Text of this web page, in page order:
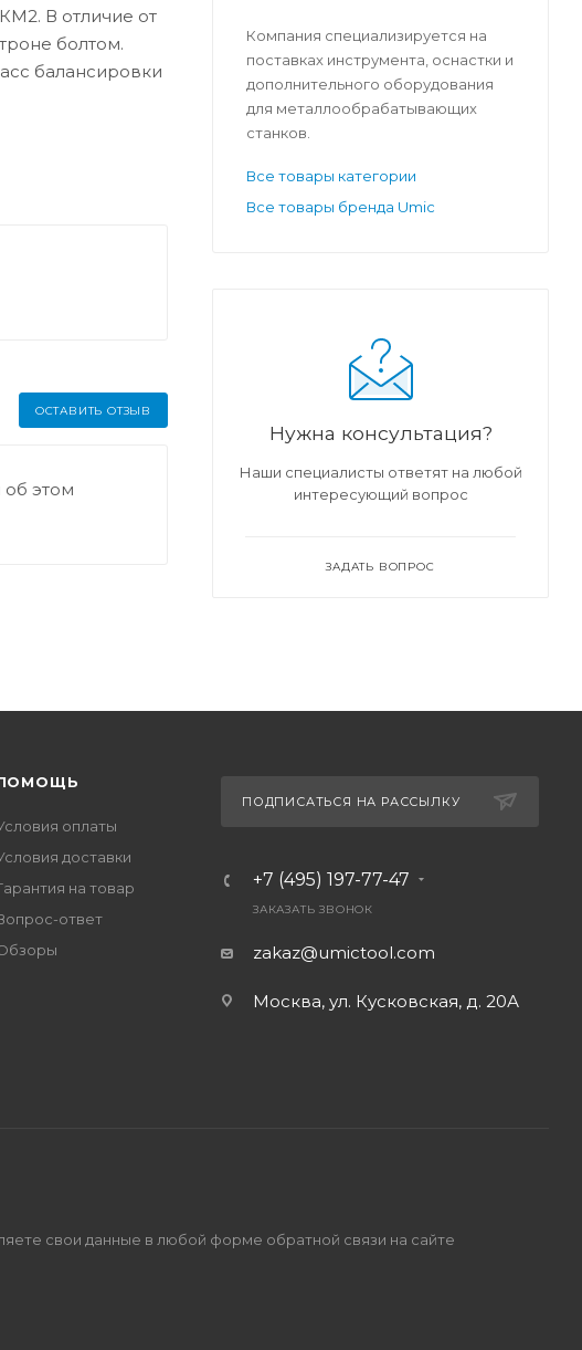
В отличие от
болтом.
балансировки
ОСТАВИТЬ ОТЗЫВ
этом
Компания специализируется на
поставках инструмента, оснастки и
дополнительного оборудования
для металлообрабатывающих
станков.
Все товары категории
Все товары бренда Umic
Нужна консультация?
Наши специалисты ответят на любой
интересующий вопрос
ЗАДАТЬ ВОПРОС
оплаты
доставки
на товар
ответ
ПОДПИСАТЬСЯ НА РАССЫЛКУ
+7 (495) 197-77-47
ЗАКАЗАТЬ ЗВОНОК
zakaz@umictool.com
Москва, ул. Кусковская, д. 20А
свои данные в любой форме обратной связи на сайте